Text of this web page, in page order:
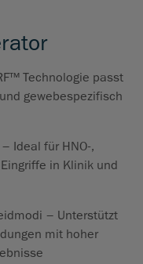
Technologie passt
gewebespezifisch
Ideal für HNO-,
in Klinik und
– Unterstützt
mit hoher